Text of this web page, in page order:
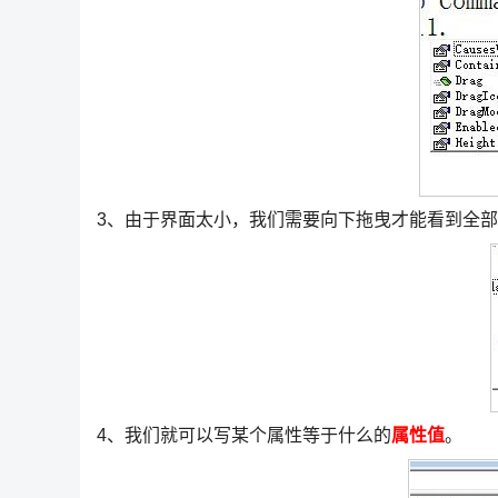
3、由于界面太小，我们需要向下拖曳才能看到全
4、我们就可以写某个属性等于什么的属性值。